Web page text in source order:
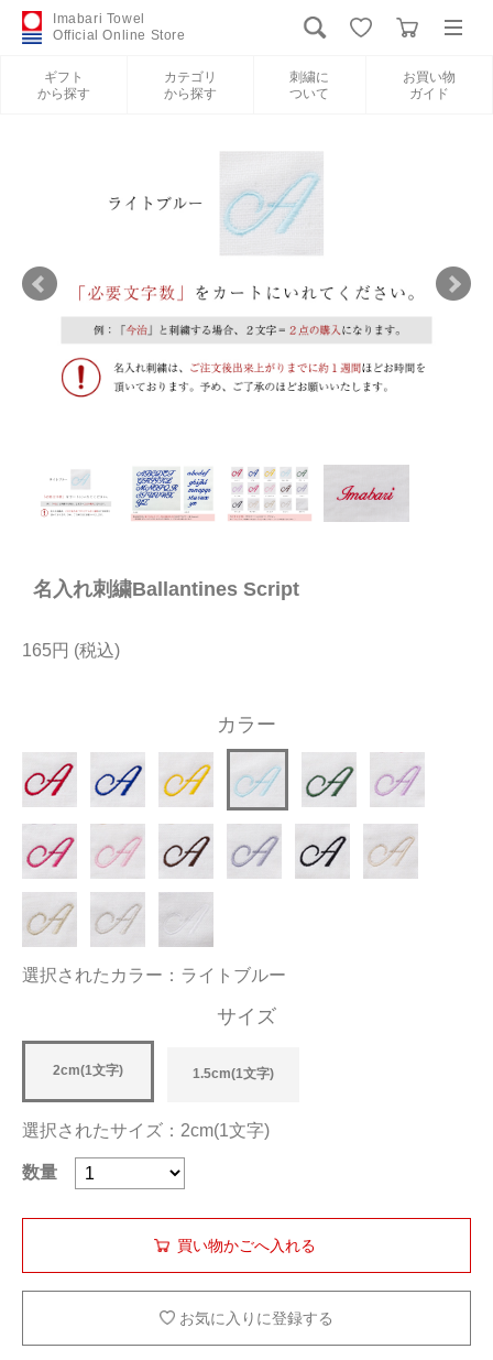
Imabari Towel
Official Online Store
ギフト
から探す
カテゴリ
から探す
刺繍に
ついて
お買い物
ガイド
新規会員登録
刺繍について
お買い物ガイド
当サイトについて
規約
大量購入・法人向けの購入の方は
お問い合わせ
名入れ刺繍Ballantines Script
165円
カラー
選択されたカラー：ライトブルー
サイズ
2cm(1文字) 1.5cm(1文字)
選択されたサイズ：2cm(1文字)
数量
お気に入りに登録する